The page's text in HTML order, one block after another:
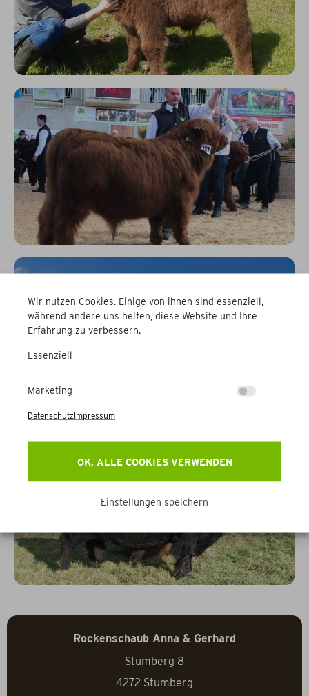
Wir nutzen Cookies. Einige von ihnen sind essenziell,
während andere uns helfen, diese Website und Ihre
Erfahrung zu verbessern.
Essenziell
Marketing
OK, ALLE COOKIES VERWENDEN
Einstellungen speichern
DatenschutzImpressum
Rockenschaub Anna & Gerhard
Stumberg 8
4272 Stumberg